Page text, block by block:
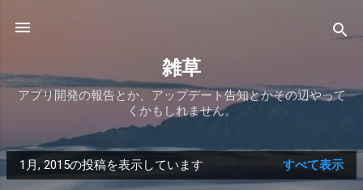
雑草
アプリ開発の報告とか、アップデート告知とかその辺やって
くかもしれません。
投
1月, 2015の投稿を表示しています すべて表示